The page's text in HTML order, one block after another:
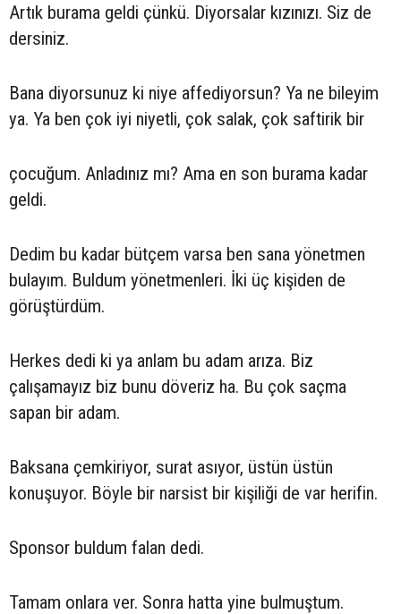
Artık burama geldi çünkü. Diyorsalar kızınızı. Siz de
dersiniz.
Bana diyorsunuz ki niye affediyorsun? Ya ne bileyim
ya. Ya ben çok iyi niyetli, çok salak, çok saftirik bir
çocuğum. Anladınız mı? Ama en son burama kadar
geldi.
Dedim bu kadar bütçem varsa ben sana yönetmen
bulayım. Buldum yönetmenleri. İki üç kişiden de
görüştürdüm.
Herkes dedi ki ya anlam bu adam arıza. Biz
çalışamayız biz bunu döveriz ha. Bu çok saçma
sapan bir adam.
Baksana çemkiriyor, surat asıyor, üstün üstün
konuşuyor. Böyle bir narsist bir kişiliği de var herifin.
Sponsor buldum falan dedi.
Tamam onlara ver. Sonra hatta yine bulmuştum.